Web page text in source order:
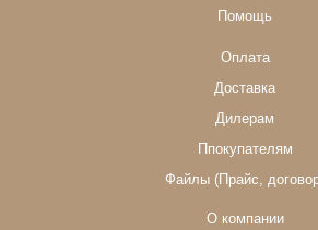
Помощь
Оплата
Доставка
Дилерам
Ппокупателям
Файлы (Прайс,
О компании